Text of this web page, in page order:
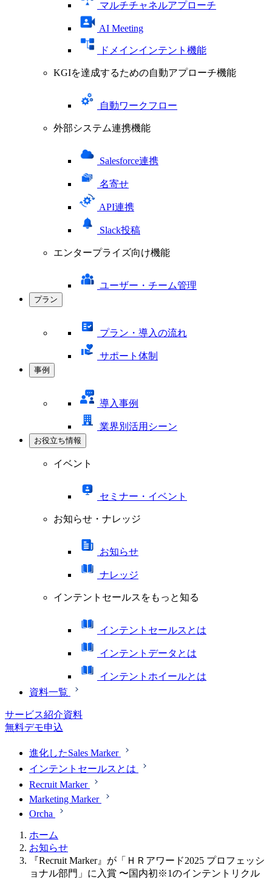
マルチチャネルアプローチ
AI Meeting
ドメインインテント機能
KGIを達成するための自動アプローチ機能
自動ワークフロー
外部システム連携機能
Salesforce連携
名寄せ
API連携
Slack投稿
エンタープライズ向け機能
ユーザー・チーム管理
プラン
プラン・導入の流れ
サポート体制
事例
導入事例
業界別活用シーン
お役立ち情報
イベント
セミナー・イベント
お知らせ・ナレッジ
お知らせ
ナレッジ
インテントセールスをもっと知る
インテントセールスとは
インテントデータとは
インテントホイールとは
資料一覧
サービス紹介資料
無料デモ申込
進化したSales Marker
インテントセールスとは
Recruit Marker
Marketing Marker
Orcha
ホーム
お知らせ
『Recruit Marker』が「ＨＲアワード2025 プロフェッシ
ョナル部門」に入賞 〜国内初※1のインテントリクル